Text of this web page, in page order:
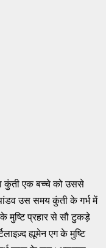
कुंती एक बच्चे को उससे
उस समय कुंती के गर्भ में
मुष्टि प्रहार से सौ टुकड़े
ह्यूमेन एग के मुष्टि